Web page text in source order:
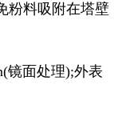
粉料吸附在塔壁
镜面处理);外表